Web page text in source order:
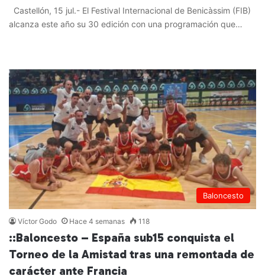
Castellón, 15 jul.- El Festival Internacional de Benicàssim (FIB)
alcanza este año su 30 edición con una programación que…
Baloncesto
Víctor Godo Hace 4 semanas 118
::Baloncesto – España sub15 conquista el
Torneo de la Amistad tras una remontada de
carácter ante Francia